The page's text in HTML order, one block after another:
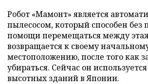
Робот «Мамонт» является
пылесосом, который способен без
помощи перемещаться между
возвращается к своему
местоположению, после того как
убираться. Сейчас он
высотных зданий в Японии.